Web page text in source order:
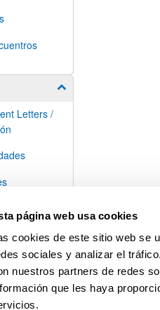
página web usa cookies
cookies de este sitio web se
sociales y analizar el
nuestros partners de redes
que les haya
Mostrar/ocultar
Letters /